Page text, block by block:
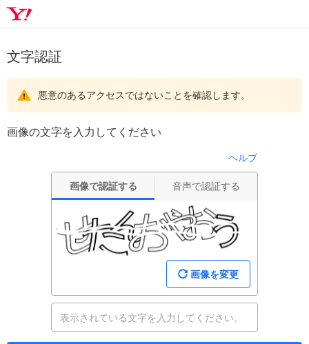
文字認証
悪意のあるアクセスではないことを確認します。
画像の文字を入力してください
ヘルプ
画像で認証する 音声で認証する
画像を変更